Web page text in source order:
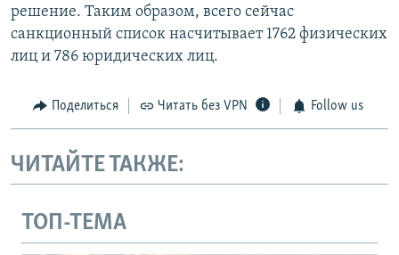
решение. Таким образом, всего сейчас
санкционный список насчитывает 1762 физических
лиц и 786 юридических лиц.
Поделиться Читать без VPN Follow us
ЧИТАЙТЕ ТАКЖЕ:
ТОП-ТЕМА